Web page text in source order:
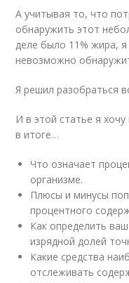
А учитывая то, что
обнаружить этот
деле было 11% жира,
невозможно
Я решил разобраться
И в этой статье я
в итоге…
Что означает
организме.
Плюсы и минусы
процентного
Как определить
изрядной долей
Какие средства
отслеживать